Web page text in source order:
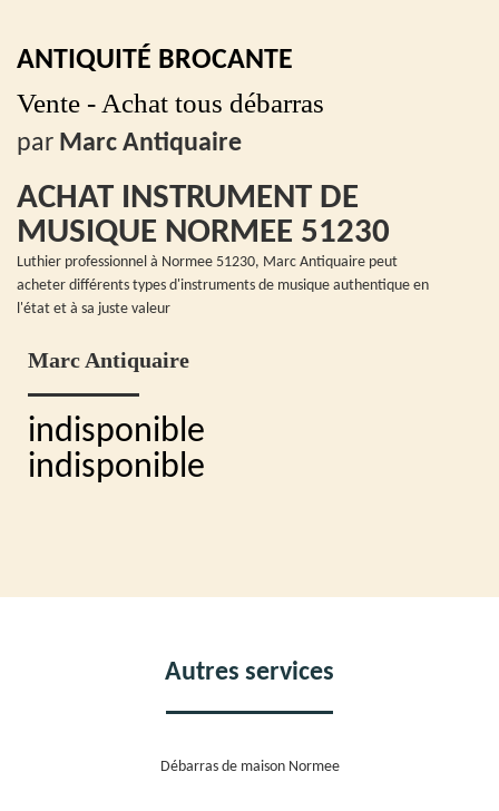
ANTIQUITÉ BROCANTE
Vente - Achat tous débarras
par Marc Antiquaire
ACHAT INSTRUMENT DE
MUSIQUE NORMEE 51230
Luthier professionnel à Normee 51230, Marc Antiquaire peut
acheter différents types d'instruments de musique authentique en
l'état et à sa juste valeur
Marc Antiquaire
indisponible
indisponible
Autres services
Débarras de maison Normee